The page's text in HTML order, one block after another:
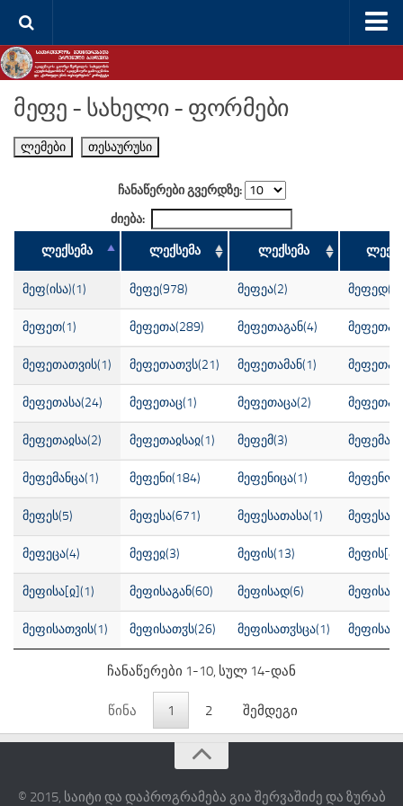
შინ
თესაურუსი
ლემები
საძიებო სისტემა
ძირითადი ვერსიები
ელექტრონული წიგნები
ბიბლია
საძიებო სისტემა
ბიბლია სხვა ენებზე
ლაბორატორია
პარალელური ტექსტები
ლინგვოსტატისტიკა
გამოცემები
ვეფხისტყაოსნის ვერსიები
ეტიმოლოგიური ლექსიკონი
დაგვიკავშირდით
მონაწილეები
მეფე - სახელი - ფორმები
ლემები თესაურუსი
ჩანაწერები გვერდზე:
ძიება:
ლექსემა ლექსემა ლექსემა
მეფ(ისა)(1) მეფე(978) მეფეა(2)
მეფეთ(1) მეფეთა(289) მეფეთაგან(4)
მეფეთათვის(1) მეფეთათჳს(21) მეფეთამან(1)
მეფეთასა(24) მეფეთაც(1) მეფეთაცა(2)
მეფეთაჲსა(2) მეფეთაჲსაჲ(1) მეფემ(3)
მეფემანცა(1) მეფენი(184) მეფენიცა(1)
მეფეს(5) მეფესა(671) მეფესათასა(1)
მეფეცა(4) მეფეჲ(3) მეფის(13)
მეფისა[ჲ](1) მეფისაგან(60) მეფისად(6)
მეფისათვის(1) მეფისათჳს(26) მეფისათჳსცა(1)
ჩანაწერები 1-10, სულ 14-დან
წინა 1 2 შემდეგი
© 2015, საიტი და დაპროგრამება გია შერვაშიძე და ზურაბ